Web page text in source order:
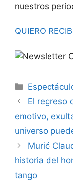
nuestros
QUIERO
El regreso
emotivo,
universo
Murió
historia del
tango